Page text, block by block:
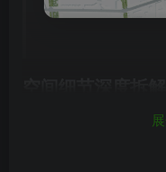
新华滨水公园的空